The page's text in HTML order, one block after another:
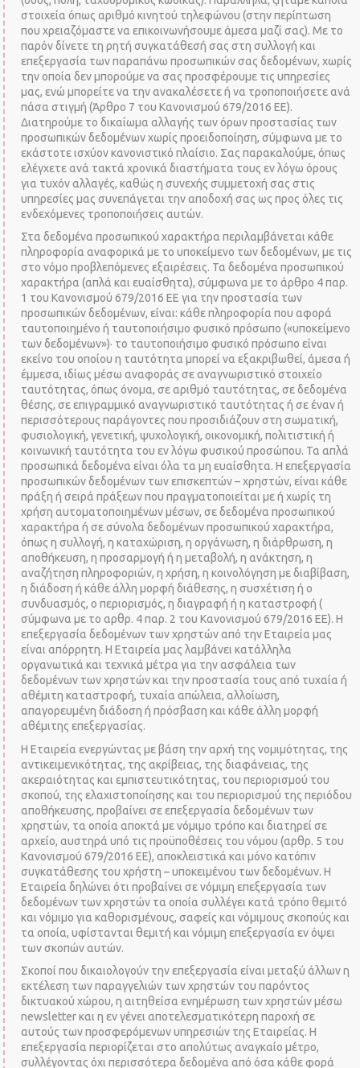
στοιχεία όπως αριθμό κινητού τηλεφώνου (στην περίπτωση
που χρειαζόμαστε να επικοινωνήσουμε άμεσα μαζί σας). Με το
παρόν δίνετε τη ρητή συγκατάθεσή σας στη συλλογή και
επεξεργασία των παραπάνω προσωπικών σας δεδομένων, χωρίς
την οποία δεν μπορούμε να σας προσφέρουμε τις υπηρεσίες
μας, ενώ μπορείτε να την ανακαλέσετε ή να τροποποιήσετε ανά
πάσα στιγμή (Άρθρο 7 του Κανονισμού 679/2016 ΕΕ).
Διατηρούμε το δικαίωμα αλλαγής των όρων προστασίας των
προσωπικών δεδομένων χωρίς προειδοποίηση, σύμφωνα με το
εκάστοτε ισχύον κανονιστικό πλαίσιο. Σας παρακαλούμε, όπως
ελέγχετε ανά τακτά χρονικά διαστήματα τους εν λόγω όρους
για τυχόν αλλαγές, καθώς η συνεχής συμμετοχή σας στις
υπηρεσίες μας συνεπάγεται την αποδοχή σας ως προς όλες τις
ενδεχόμενες τροποποιήσεις αυτών.
Στα δεδομένα προσωπικού χαρακτήρα περιλαμβάνεται κάθε
πληροφορία αναφορικά με το υποκείμενο των δεδομένων, με τις
στο νόμο προβλεπόμενες εξαιρέσεις. Τα δεδομένα προσωπικού
χαρακτήρα (απλά και ευαίσθητα), σύμφωνα με το άρθρο 4 παρ.
1 του Κανονισμού 679/2016 ΕΕ για την προστασία των
προσωπικών δεδομένων, είναι: κάθε πληροφορία που αφορά
ταυτοποιημένο ή ταυτοποιήσιμο φυσικό πρόσωπο («υποκείμενο
των δεδομένων»)· το ταυτοποιήσιμο φυσικό πρόσωπο είναι
εκείνο του οποίου η ταυτότητα μπορεί να εξακριβωθεί, άμεσα ή
έμμεσα, ιδίως μέσω αναφοράς σε αναγνωριστικό στοιχείο
ταυτότητας, όπως όνομα, σε αριθμό ταυτότητας, σε δεδομένα
θέσης, σε επιγραμμικό αναγνωριστικό ταυτότητας ή σε έναν ή
περισσότερους παράγοντες που προσιδιάζουν στη σωματική,
φυσιολογική, γενετική, ψυχολογική, οικονομική, πολιτιστική ή
κοινωνική ταυτότητα του εν λόγω φυσικού προσώπου. Τα απλά
προσωπικά δεδομένα είναι όλα τα μη ευαίσθητα. Η επεξεργασία
προσωπικών δεδομένων των επισκεπτών – χρηστών, είναι κάθε
πράξη ή σειρά πράξεων που πραγματοποιείται με ή χωρίς τη
χρήση αυτοματοποιημένων μέσων, σε δεδομένα προσωπικού
χαρακτήρα ή σε σύνολα δεδομένων προσωπικού χαρακτήρα,
όπως η συλλογή, η καταχώριση, η οργάνωση, η διάρθρωση, η
αποθήκευση, η προσαρμογή ή η μεταβολή, η ανάκτηση, η
αναζήτηση πληροφοριών, η χρήση, η κοινολόγηση με διαβίβαση,
η διάδοση ή κάθε άλλη μορφή διάθεσης, η συσχέτιση ή ο
συνδυασμός, ο περιορισμός, η διαγραφή ή η καταστροφή (
σύμφωνα με το αρθρ. 4 παρ. 2 του Κανονισμού 679/2016 ΕΕ). Η
επεξεργασία δεδομένων των χρηστών από την Εταιρεία μας
είναι απόρρητη. Η Εταιρεία μας λαμβάνει κατάλληλα
οργανωτικά και τεχνικά μέτρα για την ασφάλεια των
δεδομένων των χρηστών και την προστασία τους από τυχαία ή
αθέμιτη καταστροφή, τυχαία απώλεια, αλλοίωση,
απαγορευμένη διάδοση ή πρόσβαση και κάθε άλλη μορφή
αθέμιτης επεξεργασίας.
Η Εταιρεία ενεργώντας με βάση την αρχή της νομιμότητας, της
αντικειμενικότητας, της ακρίβειας, της διαφάνειας, της
ακεραιότητας και εμπιστευτικότητας, του περιορισμού του
σκοπού, της ελαχιστοποίησης και του περιορισμού της περιόδου
αποθήκευσης, προβαίνει σε επεξεργασία δεδομένων των
χρηστών, τα οποία αποκτά με νόμιμο τρόπο και διατηρεί σε
αρχείο, αυστηρά υπό τις προϋποθέσεις του νόμου (αρθρ. 5 του
Κανονισμού 679/2016 ΕΕ), αποκλειστικά και μόνο κατόπιν
συγκατάθεσης του χρήστη – υποκειμένου των δεδομένων. Η
Εταιρεία δηλώνει ότι προβαίνει σε νόμιμη επεξεργασία των
δεδομένων των χρηστών τα οποία συλλέγει κατά τρόπο θεμιτό
και νόμιμο για καθορισμένους, σαφείς και νόμιμους σκοπούς και
τα οποία, υφίστανται θεμιτή και νόμιμη επεξεργασία εν όψει
των σκοπών αυτών.
Σκοποί που δικαιολογούν την επεξεργασία είναι μεταξύ άλλων η
εκτέλεση των παραγγελιών των χρηστών του παρόντος
δικτυακού χώρου, η αιτηθείσα ενημέρωση των χρηστών μέσω
newsletter και η εν γένει αποτελεσματικότερη παροχή σε
αυτούς των προσφερόμενων υπηρεσιών της Εταιρείας. Η
επεξεργασία περιορίζεται στο απολύτως αναγκαίο μέτρο,
συλλέγοντας όχι περισσότερα δεδομένα από όσα κάθε φορά